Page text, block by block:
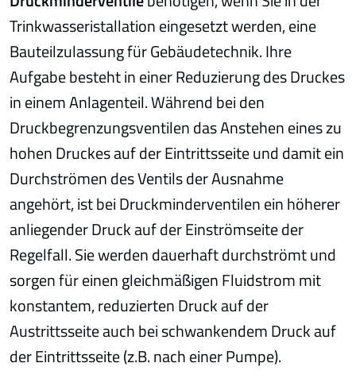
Trinkwasseristallation eingesetzt werden, eine
Bauteilzulassung für Gebäudetechnik. Ihre
Aufgabe besteht in einer Reduzierung des Druckes
in einem Anlagenteil. Während bei den
Druckbegrenzungsventilen das Anstehen eines zu
hohen Druckes auf der Eintrittsseite und damit ein
Durchströmen des Ventils der Ausnahme
angehört, ist bei Druckminderventilen ein höherer
anliegender Druck auf der Einströmseite der
Regelfall. Sie werden dauerhaft durchströmt und
sorgen für einen gleichmäßigen Fluidstrom mit
konstantem, reduzierten Druck auf der
Austrittsseite auch bei schwankendem Druck auf
der Eintrittsseite (z.B. nach einer Pumpe).